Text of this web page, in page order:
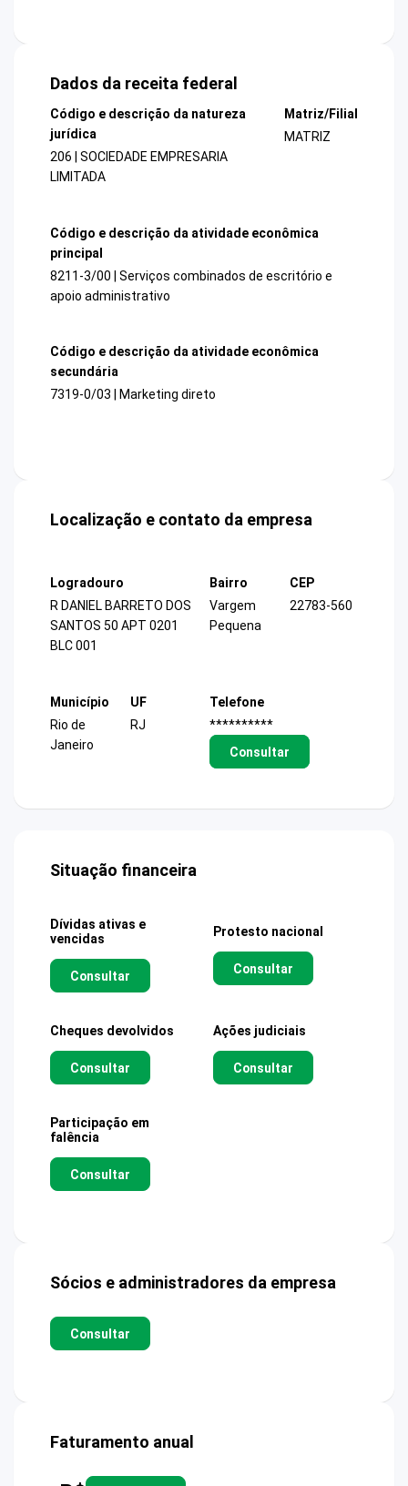
Dados da receita federal
Código e descrição da natureza
jurídica
206 | SOCIEDADE EMPRESARIA
LIMITADA
Matriz/Filial
MATRIZ
Código e descrição da atividade econômica
principal
8211-3/00 | Serviços combinados de escritório e
apoio administrativo
Código e descrição da atividade econômica
secundária
7319-0/03 | Marketing direto
Localização e contato da empresa
Logradouro
R DANIEL BARRETO DOS
SANTOS 50 APT 0201
BLC 001
Bairro
Vargem
Pequena
CEP
22783-560
Município
Rio de
Janeiro
UF
RJ
Telefone
**********
Consultar
Situação financeira
Dívidas ativas e
vencidas
Consultar
Protesto nacional
Consultar
Cheques devolvidos
Consultar
Ações judiciais
Consultar
Participação em
falência
Consultar
Sócios e administradores da empresa
Consultar
Faturamento anual